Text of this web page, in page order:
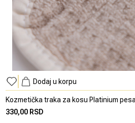
Dodaj u korpu
Kozmetička traka za kosu Platinium
330,00 RSD